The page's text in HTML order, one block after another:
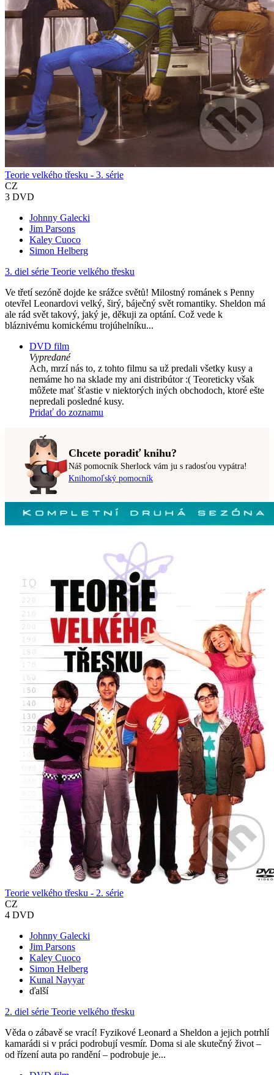
Teorie velkého třesku - 3. série
CZ
3 DVD
Johnny Galecki
Jim Parsons
Kaley Cuoco
Simon Helberg
3. diel série Teorie velkého třesku
Ve třetí sezóně dojde ke srážce světů! Milostný románek s Penny
otevřel Leonardovi velký, širý, báječný svět romantiky. Sheldon má
ale rád svět takový, jaký je, děkuji za optání. Což vede k
bláznivému komickému trojúhelníku...
DVD film
Vypredané
Ach, mrzí nás to, z tohto filmu sa už predali všetky kusy a
nemáme ho na sklade my ani distribútor :( Teoreticky však
môžete mať šťastie v niektorých iných obchodoch, ktoré ešte
nepredali posledné kusy.
Pridať do zoznamu
Chcete poradiť knihu?
Náš pomocník Sherlock vám ju s radosťou vypátra!
Knihomoľský pomocník
Teorie velkého třesku - 2. série
CZ
4 DVD
Johnny Galecki
Jim Parsons
Kaley Cuoco
Simon Helberg
Kunal Nayyar
ďalší
2. diel série Teorie velkého třesku
Věda o zábavě se vrací! Fyzikové Leonard a Sheldon a jejich potrhlí
kamarádi si v práci podrobují vesmír. Doma si ale skutečný život –
od řízení auta po randění – podrobuje je...